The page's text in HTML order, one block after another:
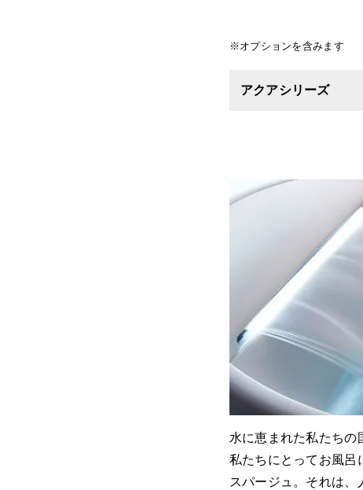
※オプションを含みます
アクアシリーズ
水に恵まれた私たちの
私たちにとってお風呂
スパージュ。それは、